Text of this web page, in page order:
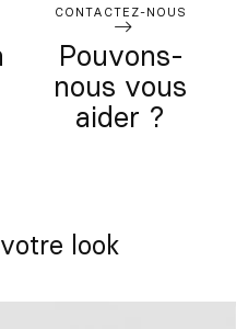
CONTACTEZ-NOUS
Pouvons-
nous vous
aider ?
look